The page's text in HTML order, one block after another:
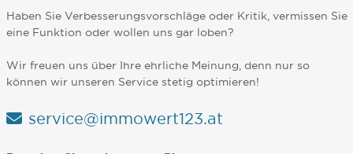
Haben Sie Verbesserungsvorschläge oder Kritik, vermissen Sie
eine Funktion oder wollen uns gar loben?
Wir freuen uns über Ihre ehrliche Meinung, denn nur so
können wir unseren Service stetig optimieren!
service@immowert123.at